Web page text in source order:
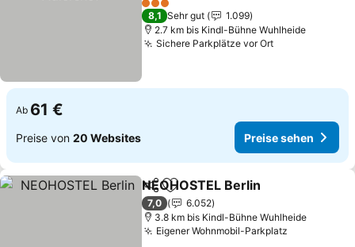
Preise sehen
3 Sterne
8,1 Sehr gut
1.099
2.7 km bis Kindl-Bühne Wuhlheide
Sichere Parkplätze vor OrtPreise sehen
Ab 61 €
Preise von 20 Websites Preise sehen
TeilenZu Favoriten hinzufügen
NEOHOSTEL Berlin
7,0
6.052
3.8 km bis Kindl-Bühne Wuhlheide
Eigener Wohnmobil-Parkplatz